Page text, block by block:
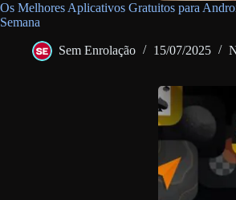
Os Melhores Aplicativos Gratuitos para
Semana
Sem Enrolação 15/07/2025